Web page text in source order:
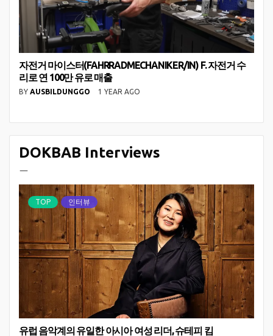
자전거 마이스터(FAHRRADMECHANIKER/IN) F. 자전거 수
리로 연 100만 유로 매출
BY AUSBILDUNGGO 1 YEAR AGO
DOKBAB Interviews
ㅡ
TOP 인터뷰
유럽 음악계의 유일한 아시아 여성 리더, 슈테피 킴